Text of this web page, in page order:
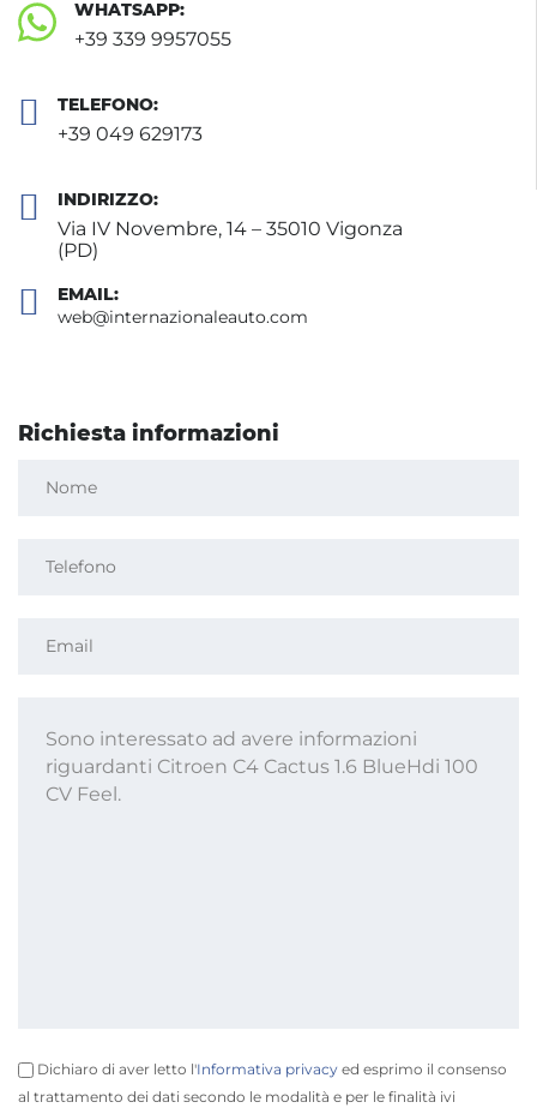
WHATSAPP:
+39 339 9957055
TELEFONO:
+39 049 629173
INDIRIZZO:
Via IV Novembre, 14 – 35010 Vigonza
(PD)
EMAIL:
web@internazionaleauto.com
Richiesta informazioni
Dichiaro di aver letto l'Informativa privacy ed esprimo il consenso
al trattamento dei dati secondo le modalità e per le finalità ivi